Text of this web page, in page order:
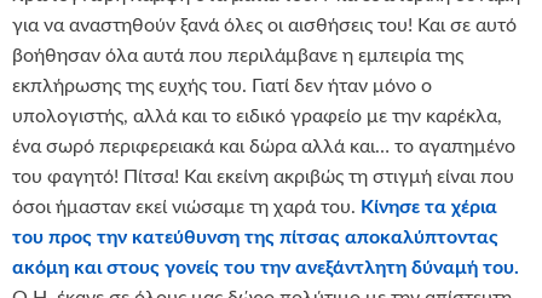
για να αναστηθούν ξανά όλες οι αισθήσεις του! Και σε αυτό
βοήθησαν όλα αυτά που περιλάμβανε η εμπειρία της
εκπλήρωσης της ευχής του. Γιατί δεν ήταν μόνο ο
υπολογιστής, αλλά και το ειδικό γραφείο με την καρέκλα,
ένα σωρό περιφερειακά και δώρα αλλά και… το αγαπημένο
του φαγητό! Πίτσα! Και εκείνη ακριβώς τη στιγμή είναι που
όσοι ήμασταν εκεί νιώσαμε τη χαρά του. Κίνησε τα χέρια
του προς την κατεύθυνση της πίτσας αποκαλύπτοντας
ακόμη και στους γονείς του την ανεξάντλητη δύναμή του.